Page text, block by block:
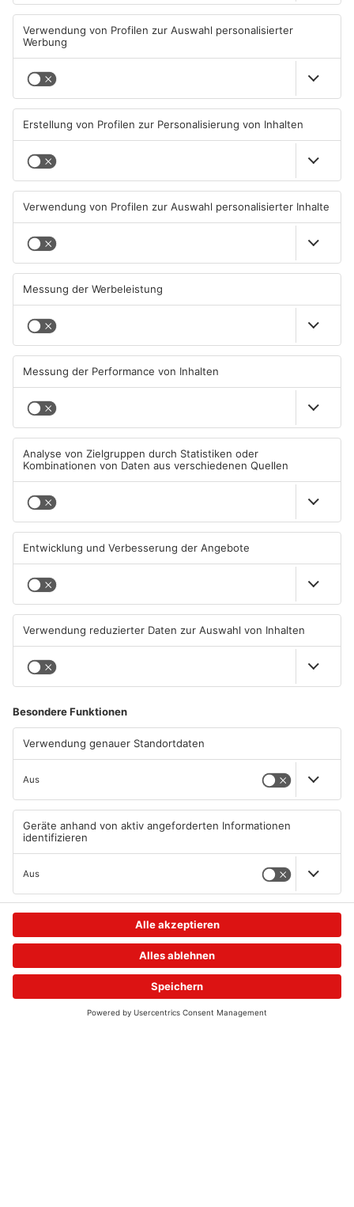
06.08.2026, 13:56 UHR IN KREIS
06.08.2026, 06:45 UHR IN KREIS
Senior vor Offenbacher Bank
05.08.2026, 13:42 UHR IN KREIS
OFFENBACH
Igel verursacht
04.08.2026, 07:54 UHR IN KREIS
Hier brauchen Autofahrer in
Rodgau jetzt mehr Geduld
OFFENBACH
IHK registriert mehr
Unternehmensgründungen
OFFENBACH